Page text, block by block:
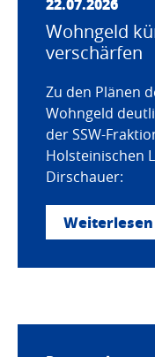
Wohngeld
verschärfen
Zu den Plänen
Wohngeld
der SSW-
Holsteinischen
Dirschauer:
Weiterlesen